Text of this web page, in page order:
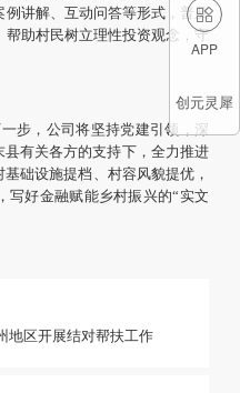
讲解、互动问答等形式，普及
帮助村民树立理性投资观念，守
步，公司将坚持党建引领，深
县有关各方的支持下，全力推进
础设施提档、村容风貌提优，
写好金融赋能乡村振兴的“实文
地区开展结对帮扶工作

APP
创元灵犀